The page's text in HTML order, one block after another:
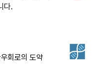
다.
회로의 도약